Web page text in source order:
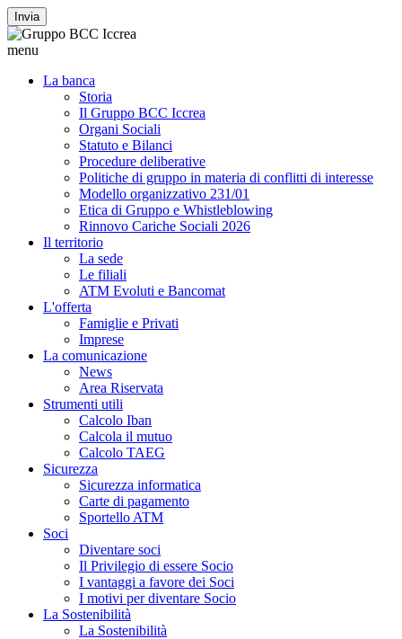
Invia
menu
La banca
Storia
Il Gruppo BCC Iccrea
Organi Sociali
Statuto e Bilanci
Procedure deliberative
Politiche di gruppo in materia di conflitti di interesse
Modello organizzativo 231/01
Etica di Gruppo e Whistleblowing
Rinnovo Cariche Sociali 2026
Il territorio
La sede
Le filiali
ATM Evoluti e Bancomat
L'offerta
Famiglie e Privati
Imprese
La comunicazione
News
Area Riservata
Strumenti utili
Calcolo Iban
Calcola il mutuo
Calcolo TAEG
Sicurezza
Sicurezza informatica
Carte di pagamento
Sportello ATM
Soci
Diventare soci
Il Privilegio di essere Socio
I vantaggi a favore dei Soci
I motivi per diventare Socio
La Sostenibilità
La Sostenibilità